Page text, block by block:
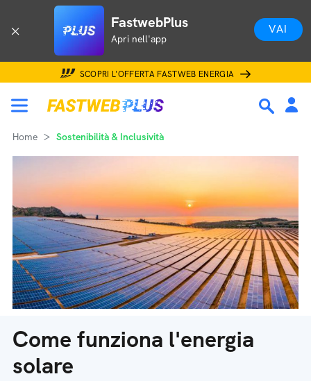
FastwebPlus
Apri nell'app
VAI
SCOPRI L'OFFERTA FASTWEB ENERGIA
Home Sostenibilità & Inclusività
Come funziona l'energia
solare